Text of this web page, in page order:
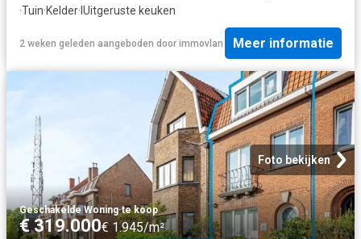
·Tuin·Kelder· IUitgeruste keuken
2 weken geleden aangeboden door immovlan Meer informatie
Foto bekijken
Geschakelde Woning·te koop
€ 319.000€ 1.945/m²